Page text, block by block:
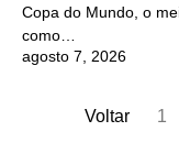
Copa do Mundo, o
como…
agosto 7, 2026
Voltar 1